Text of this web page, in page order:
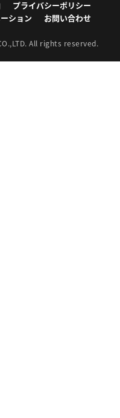
プライバシーポリシー
ション お問い合わせ
All rights reserved.